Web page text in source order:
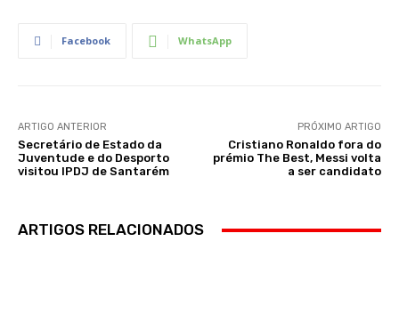
Facebook WhatsApp
ARTIGO ANTERIOR
Secretário de Estado da
Juventude e do Desporto
visitou IPDJ de Santarém
PRÓXIMO ARTIGO
Cristiano Ronaldo fora do
prémio The Best, Messi volta
a ser candidato
ARTIGOS RELACIONADOS